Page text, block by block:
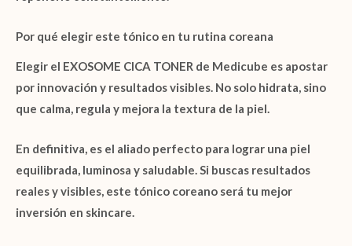
Por qué elegir este tónico en tu rutina coreana
Elegir el EXOSOME CICA TONER de Medicube es apostar
por innovación y resultados visibles. No solo hidrata, sino
que calma, regula y mejora la textura de la piel.
En definitiva, es el aliado perfecto para lograr una piel
equilibrada, luminosa y saludable. Si buscas resultados
reales y visibles, este tónico coreano será tu mejor
inversión en skincare.